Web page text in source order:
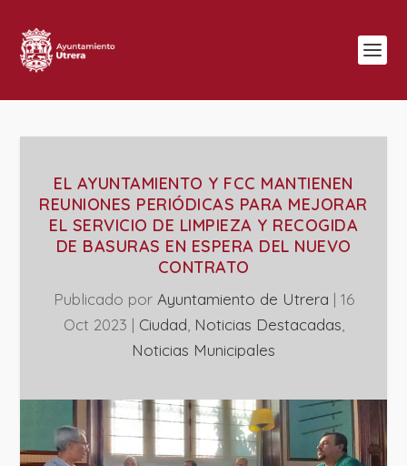
EL AYUNTAMIENTO Y FCC MANTIENEN
REUNIONES PERIÓDICAS PARA MEJORAR
EL SERVICIO DE LIMPIEZA Y RECOGIDA
DE BASURAS EN ESPERA DEL NUEVO
CONTRATO
Publicado por Ayuntamiento de Utrera | 16
Oct 2023 | Ciudad Noticias Destacadas
‎Noticias Municipales